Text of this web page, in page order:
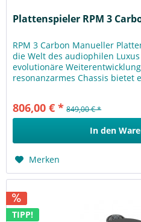
Plattenspieler RPM 3
RPM 3 Carbon Manueller
die Welt des audiophilen
evolutionäre
resonanzarmes Chassis bietet
806,00 € * 849,00 € *
In den
Merken
TIPP!